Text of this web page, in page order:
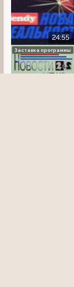
24:55
Заставка программы